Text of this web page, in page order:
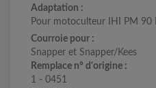
Adaptation :
Pour motoculteur IHI PM 90
Courroie pour :
Snapper et Snapper/Kees
Remplace n° d'origine :
1 - 0451